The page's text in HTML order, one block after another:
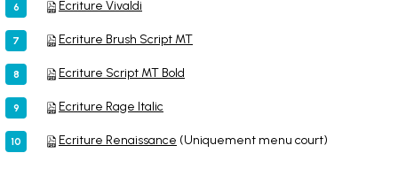
Ecriture Vivaldi
Ecriture Brush Script MT
Ecriture Script MT Bold
Ecriture Rage Italic
Ecriture Renaissance (Uniquement menu court)